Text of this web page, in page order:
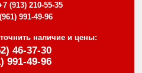
(913) 210-55-35
991-49-96
наличие и цены:
46-37-30
991-49-96